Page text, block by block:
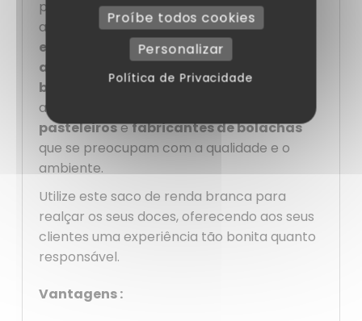
promover as suas criações, está também a
afirmar o seu compromisso com uma
embalagem sustentávele
ambiente
. É ideal para osfabricantes de
bolachas
,chocolateiros,pasteleiros
açucareiros e
pasteleirosefabricantes de bolachas
que se preocupam com a qualidade e o
ambiente.
Utilize este saco de renda branca para
realçar os seus doces, oferecendo aos seus
clientes uma experiência tão bonita quanto
responsável.
Vantagens :
Proíbe todos cookies
Personalizar
Política de Privacidade